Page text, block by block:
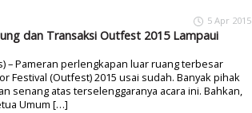
5 Apr 2015
dan Transaksi Outfest 2015 Lampaui
– Pameran perlengkapan luar ruang terbesar
Festival (Outfest) 2015 usai sudah. Banyak pihak
senang atas terselenggaranya acara ini. Bahkan,
Umum […]